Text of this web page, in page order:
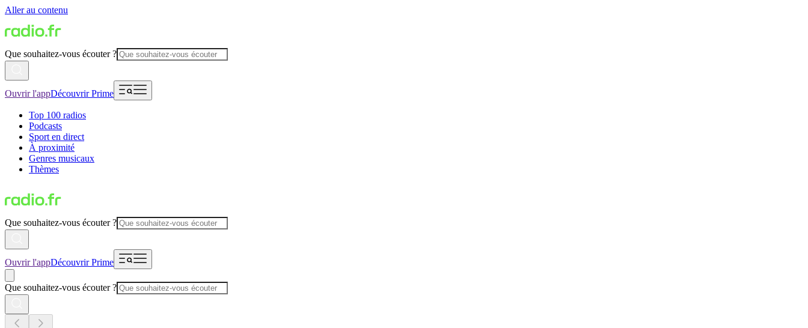
Aller au contenu
Que souhaitez-vous écouter ?
Ouvrir l'appDécouvrir Prime
Top 100 radios
Podcasts
Sport en direct
À proximité
Genres musicaux
Thèmes
Que souhaitez-vous écouter ?
Ouvrir l'appDécouvrir Prime
Que souhaitez-vous écouter ?